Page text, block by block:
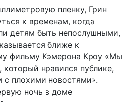
пленку, Грин
к временам, когда
детям быть непослушными,
ближе к
фильму Кэмерона Кроу «Мы
который нравился публике,
с плохими новостями».
ночь в доме